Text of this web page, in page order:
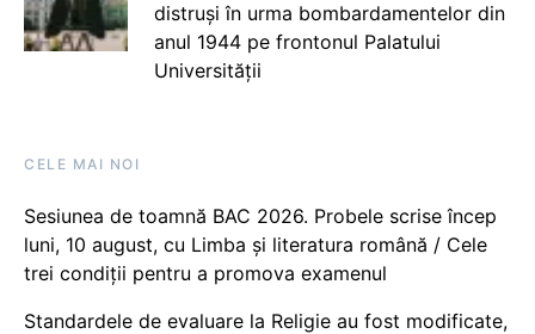
distruși în urma bombardamentelor din
anul 1944 pe frontonul Palatului
Universității
CELE MAI NOI
Sesiunea de toamnă BAC 2026. Probele scrise încep
luni, 10 august, cu Limba și literatura română / Cele
trei condiții pentru a promova examenul
Standardele de evaluare la Religie au fost modificate,